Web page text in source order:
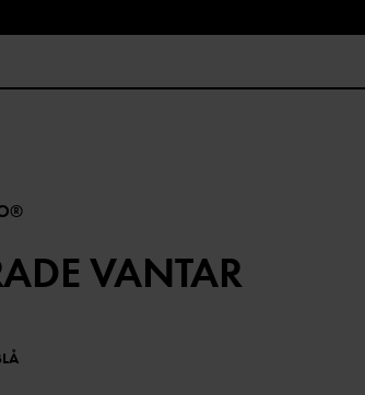
VANTAR